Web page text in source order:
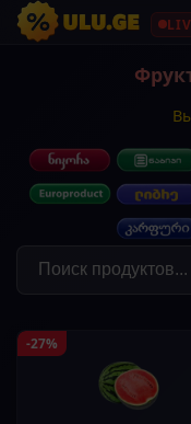
-27%